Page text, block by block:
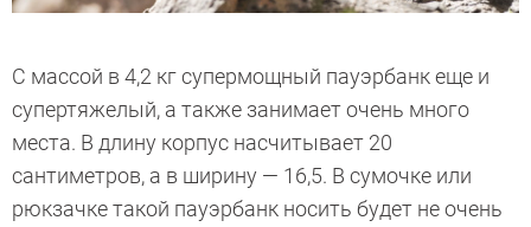
С массой в 4,2 кг супермощный пауэрбанк еще и
супертяжелый, а также занимает очень много
места. В длину корпус насчитывает 20
сантиметров, а в ширину — 16,5. В сумочке или
рюкзачке такой пауэрбанк носить будет не очень